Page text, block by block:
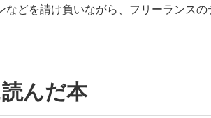
どを請け負いながら、フリーランスの
んだ本